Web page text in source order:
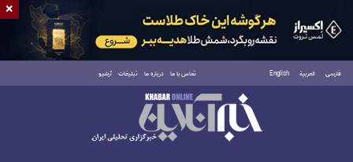
فارسی العربية English تماس با ما درباره ما تبلیغات آرشیو
پنجشنبه ۱۵ مرداد ۱۴۰۵
×